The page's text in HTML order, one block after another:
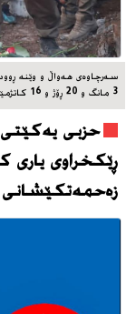
سه‌رچاوه‌ی هه‌واڵ و وێنه‌
3 مانگ و 20 ڕۆژ و 16 کاتژمێر و 42 خوله‌ک له‌مه‌وپێش‌
حزبی
ڕێکخراوی یاری